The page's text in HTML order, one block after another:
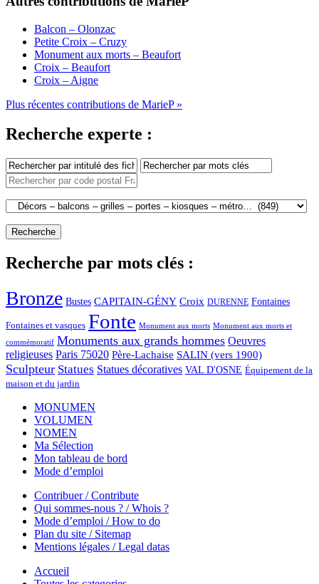
Balcon – Olonzac
Petite Croix – Cruzy
Monument aux morts – Beaufort
Croix – Beaufort
Croix – Aigne
Plus récentes contributions de MarieP »
Recherche experte :
Recherche par mots clés :
Bronze Bustes CAPITAIN-GÉNY Croix DURENNE Fontaines
Fontaines et vasques Fonte Monument aux morts Monument aux morts et
commémoratif Monuments aux grands hommes Oeuvres
religieuses Paris 75020 Père-Lachaise SALIN (vers 1900)
Sculpteur Statues Statues décoratives VAL D'OSNE Équipement de la
maison et du jardin
MONUMEN
VOLUMEN
NOMEN
Ma Sélection
Mon tableau de bord
Mode d’emploi
Contribuer / Contribute
Qui sommes-nous ? / Whois ?
Mode d’emploi / How to do
Plan du site / Sitemap
Mentions légales / Legal datas
Accueil